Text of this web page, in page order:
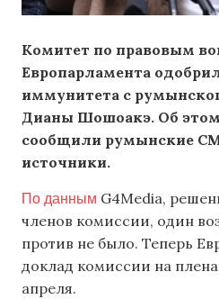
Комитет по правовым
Европарламента
иммунитета с
Дианы Шошоакэ. Об этом
сообщили румынские
источники.
По данным G4Media,
членов комиссии, один
против не было. Теперь
доклад комиссии на
апреля.